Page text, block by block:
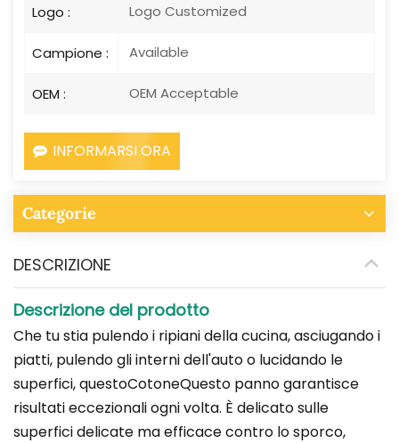
Logo : Logo Customized
Campione : Available
OEM : OEM Acceptable
INFORMARSI ORA
Categorie
DESCRIZIONE
Descrizione del prodotto
Che tu stia pulendo i ripiani della cucina, asciugando i
piatti, pulendo gli interni dell'auto o lucidando le
superfici, questoCotoneQuesto panno garantisce
risultati eccezionali ogni volta. È delicato sulle
superfici delicate ma efficace contro lo sporco,